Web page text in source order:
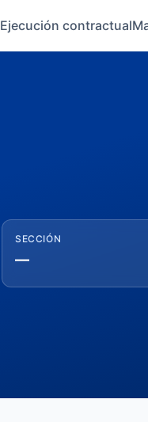
Ejecución contractual
SECCIÓN
—